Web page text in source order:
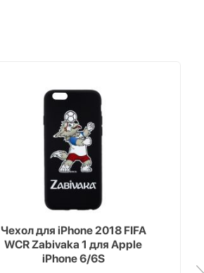
Чехол для iPhone 2018 FIFA
WCR Zabivaka 1 для Apple
iPhone 6/6S